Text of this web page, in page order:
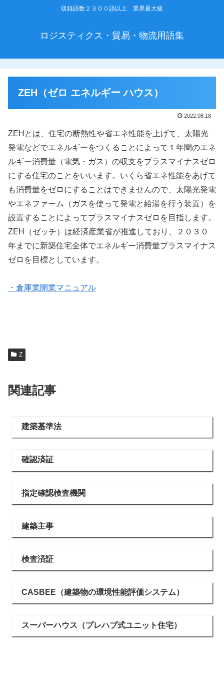
収録語数２３００語以上 業界最大級
ロジスティクス・貿易・物流用語集
ZEH（ゼロ エネルギー ハウス）
2022.08.18
ZEHとは、住宅の断熱性や省エネ性能を上げて、太陽光
発電などでエネルギーをつくることによって１年間のエネ
ルギー消費量（電気・ガス）の収支をプラスマイナスゼロ
にする住宅のことをいいます。いくら省エネ性能をあげて
も消費量をゼロにすることはできませんので、太陽光発電
やエネファーム（ガスを使って発電と給湯を行う装置）を
設置することによってプラスマイナスゼロを目指します。
ZEH（ゼッチ）は経済産業省が推進しており、２０３０
年までに新築住宅全体でエネルギー消費量プラスマイナス
ゼロを目標としています。
・倉庫業開業マニュアル
Z
関連記事
建築基準法
確認済証
指定確認検査機関
建築主事
検査済証
CASBEE（建築物の環境性能評価システム）
スーパーハウス（プレハブ式ユニット住宅）